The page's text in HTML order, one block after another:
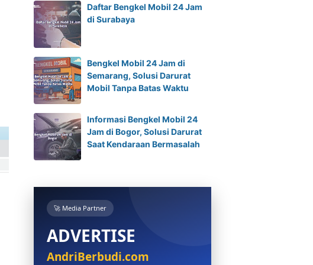
Daftar Bengkel Mobil 24 Jam
di Surabaya
Bengkel Mobil 24 Jam di
Semarang, Solusi Darurat
Mobil Tanpa Batas Waktu
Informasi Bengkel Mobil 24
Jam di Bogor, Solusi Darurat
Saat Kendaraan Bermasalah
🚀 Media Partner
ADVERTISE
AndriBerbudi.com